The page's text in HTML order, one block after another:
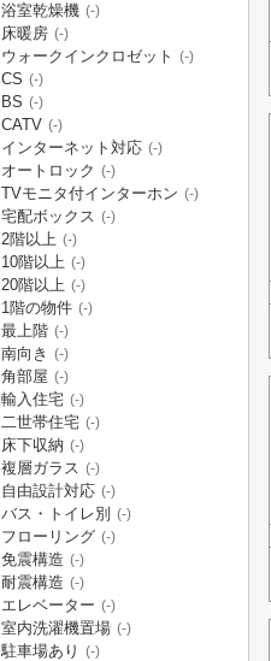
浴室乾燥機 (-)
床暖房 (-)
ウォークインクロゼット (-)
CS (-)
BS (-)
CATV (-)
インターネット対応 (-)
オートロック (-)
TVモニタ付インターホン (-)
宅配ボックス (-)
2階以上 (-)
10階以上 (-)
20階以上 (-)
1階の物件 (-)
最上階 (-)
南向き (-)
角部屋 (-)
輸入住宅 (-)
二世帯住宅 (-)
床下収納 (-)
複層ガラス (-)
自由設計対応 (-)
バス・トイレ別 (-)
フローリング (-)
免震構造 (-)
耐震構造 (-)
エレベーター (-)
室内洗濯機置場 (-)
駐車場あり (-)